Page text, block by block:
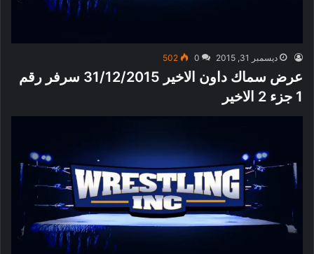
ديسمبر 31, 2015 0
502
عرض سماك داون الاخير 31/12/2015 سرفر رقم
1 جزء 2 الاخير